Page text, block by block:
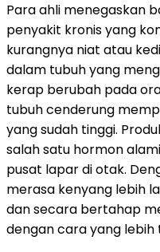
Para ahli menegaskan
penyakit kronis yang
kurangnya niat atau
dalam tubuh yang
kerap berubah pada
tubuh cenderung
yang sudah tinggi.
salah satu hormon
pusat lapar di otak.
merasa kenyang lebih
dan secara bertahap
dengan cara yang